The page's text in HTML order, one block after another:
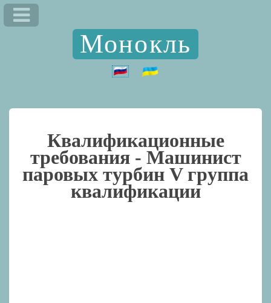
Монокль
Квалификационные
требования - Машинист
паровых турбин V группа
квалификации